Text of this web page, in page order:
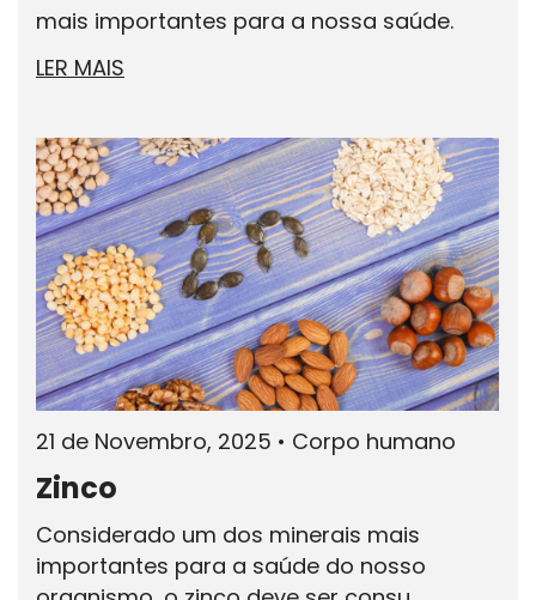
mais importantes para a nossa saúde.
LER MAIS
21 de Novembro, 2025 • Corpo humano
Zinco
Considerado um dos minerais mais
importantes para a saúde do nosso